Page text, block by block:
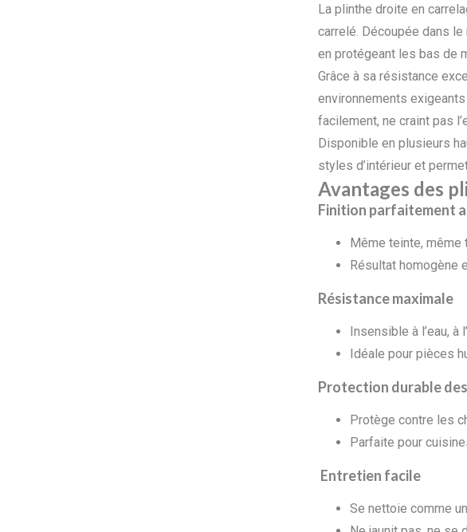
La plinthe droite en
carrelé. Découpée dans
en protégeant les bas de
Grâce à sa résistance
environnements
facilement, ne craint pas
Disponible en plusieurs
styles d’intérieur et
Avantages des
Finition parfaitement
Même teinte, même
Résultat homogène
Résistance maximale
Insensible à l’eau, à
Idéale pour pièces
Protection durable
Protège contre les
Parfaite pour
Entretien facile
Se nettoie comme